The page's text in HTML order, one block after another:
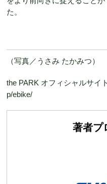
た。
（写真／うさみ たかみつ）
the PARK オフィシャルサ
p/ebike/
著者プ